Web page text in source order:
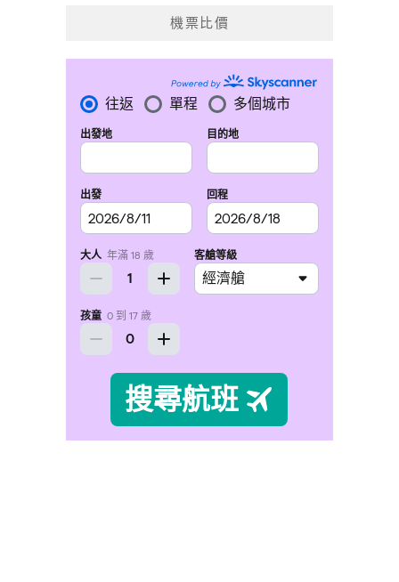
機票比價